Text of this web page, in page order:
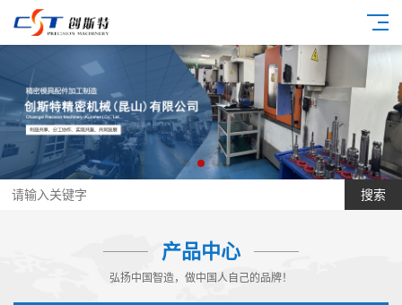
搜索
产品中心
弘扬中国智造，做中国人自己的品牌！